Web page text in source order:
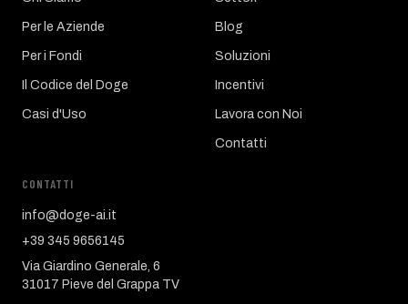
Per le Aziende
Per i Fondi
Il Codice del Doge
Casi d'Uso
Blog
Soluzioni
Incentivi
Lavora con Noi
Contatti
CONTATTI
info@doge-ai.it
+39 345 9656145
Via Giardino Generale, 6
31017 Pieve del Grappa TV